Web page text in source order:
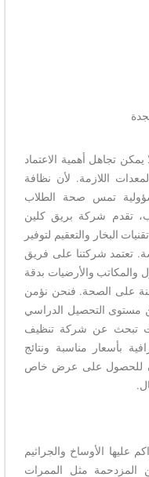
تجاهل أهمية الاعتماد
اللازمة. لأن نظافة
تمس صحة الطلاب
تقدم شركة بريق كلين
البخار والتعقيم لتوفير
تعتمد شركتنا على فريق
والأرضيات بدقة
على الصحة. فنحن نؤمن
مستوى التحصيل الدراسي
تبحث عن شركة تنظيف
بأسعار مناسبة ونتائج
للحصول على عرض خاص
عليها الأوساخ والجراثيم
المزدحمة مثل الممرات